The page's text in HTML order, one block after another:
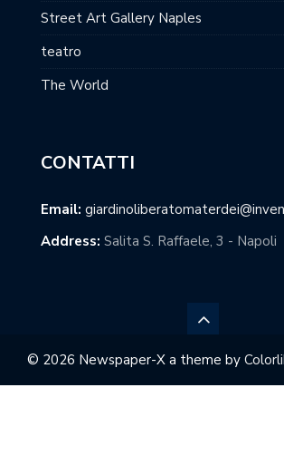
Street Art Gallery Naples
teatro
The World
CONTATTI
Email:
Address: Salita S. Raffaele, 3 - Napoli
© 2026 Newspaper-X a theme by